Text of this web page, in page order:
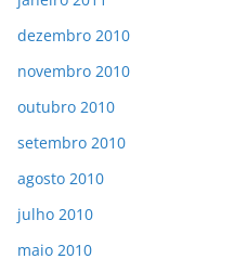
dezembro 2010
novembro 2010
outubro 2010
setembro 2010
agosto 2010
julho 2010
maio 2010